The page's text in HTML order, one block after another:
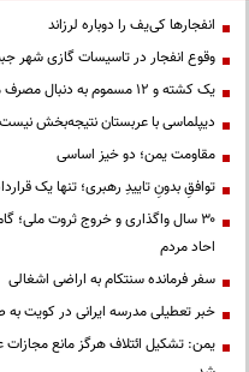
انفجارها کی‌یف را دوباره لرزاند
وقوع انفجار در تاسیسات گازی شهر
یک کشته و ۱۲ مسموم به دنبال مصرف مشروبات الکلی در نیشابور
دیپلماسی با عربستان نتیجه‌بخش
مقاومت یمن؛ دو خیز اساسی
توافقِ بدونِ تاییدِ رهبری؛ تنها یک
۳۰ سال واگذاری و خروج ثروت ملی؛
احاد مردم
سفر فرمانده سنتکام به اراضی اشغالی
خبر تعطیلی مدرسه ایرانی در کویت
یمن: تشکیل ائتلاف هرگز مانع